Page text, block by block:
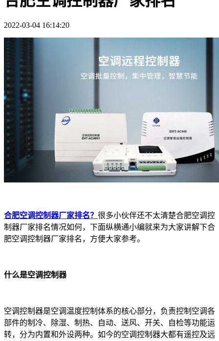
2022-03-04 16:14:20
合肥空调控制器厂家排名？ 很多小伙伴还不太清楚合肥空调控
制器厂家排名情况如何，下面纵横通小编就来为大家讲解下合
肥空调控制器厂家排名，方便大家参考。
什么是空调控制器
空调控制器是空调温度控制体系的核心部分，负责控制空调各
部件的制冷、除湿、制热、自动、送风、开关、自检等功能运
转，分为内置和外设两种。如今的空调控制器大都有遥控及远